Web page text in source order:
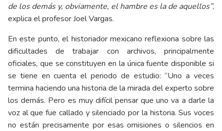
de los demás y, obviamente, el hambre es la de aquellos”,
explica el profesor Joel Vargas.
En este punto, el historiador mexicano reflexiona sobre las
dificultades de trabajar con archivos, principalmente
oficiales, que se constituyen en la única fuente disponible si
se tiene en cuenta el periodo de estudio: “Uno a veces
termina haciendo una historia de la mirada del experto sobre
los demás. Pero es muy difícil pensar que uno va a darle la
voz al que fue callado y silenciado por la historia. Sus voces
no están precisamente por esas omisiones o silencios en